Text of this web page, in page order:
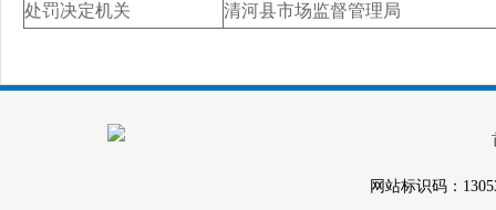
处罚决定机关
清河县市场监督管理局
网站标识码：